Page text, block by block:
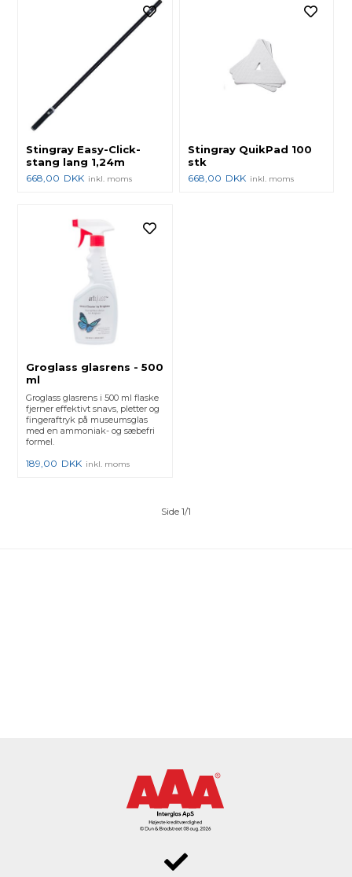
Stingray Easy-Click-
stang lang 1,24m
668,00 DKK inkl. moms
Stingray QuikPad 100
stk
668,00 DKK inkl. moms
Groglass glasrens - 500
ml
Groglass glasrens i 500 ml flaske
fjerner effektivt snavs, pletter og
fingeraftryk på museumsglas
med en ammoniak- og sæbefri
formel.
189,00 DKK inkl. moms
Side 1/1